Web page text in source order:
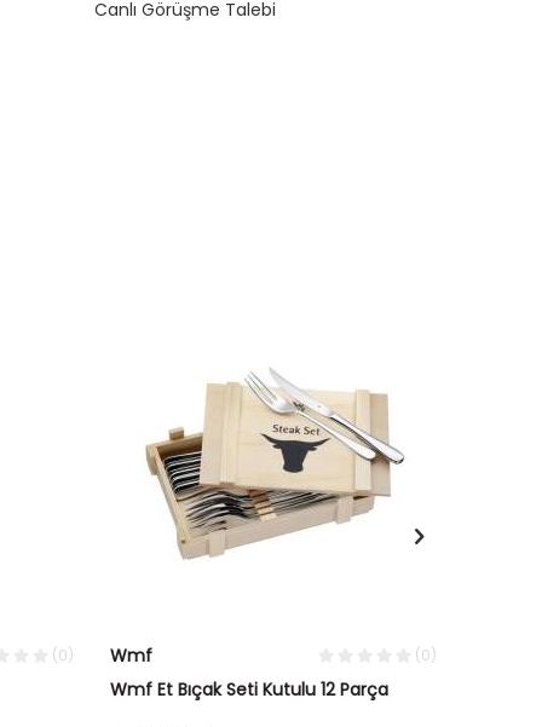
Canlı Görüşme Talebi
(0) Wmf (0)
Wmf Et Bıçak Seti Kutulu 12 Parça